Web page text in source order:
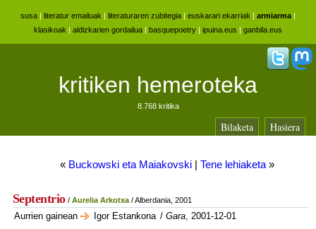
susa | literatur emailuak | literaturaren zubitegia | euskarari ekarriak | armiarma |
klasikoak | aldizkarien gordailua | basquepoetry | ipuina.eus | ganbila.eus
kritiken hemeroteka
8.768 kritika
Bilaketa Hasiera
« Buckowski eta Maiakovski| Tene lehiaketa»
Septentrio/ Aurelia Arkotxa/ Alberdania, 2001
Aurrien gainean Igor Estankona / Gara, 2001-12-01